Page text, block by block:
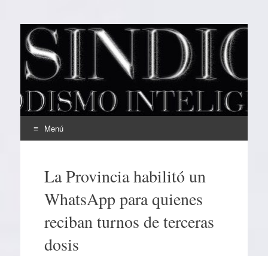
EL SINDICAL
Periodismo Inteligente
Menú
contenidoLa Provincia habilitó un
WhatsApp para quienes
reciban turnos de terceras
dosis